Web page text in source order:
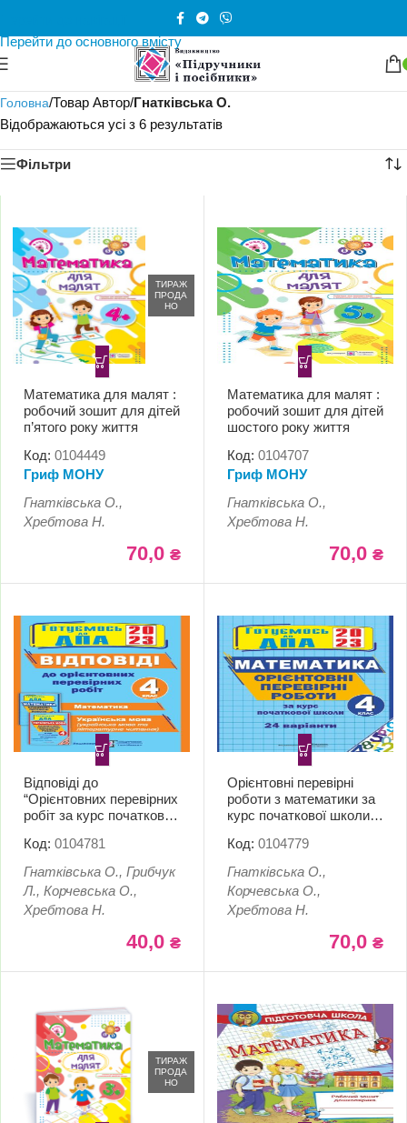
Перейти до основного вмісту
Головна/Товар Автор/Гнатківська О.
Відображаються усі з 6 результатів
Фільтри
ТИРАЖ
ПРОДА
НО
Математика для малят :
робочий зошит для дітей
п’ятого року життя
Код: 0104449
Гриф МОНУ
Гнатківська О.,
Хребтова Н.
70,0 ₴
Математика для малят :
робочий зошит для дітей
шостого року життя
Код: 0104707
Гриф МОНУ
Гнатківська О.,
Хребтова Н.
70,0 ₴
Відповіді до
“Орієнтовних перевірних
робіт за курс початкової
Українська мова
(українська мова і
літературне читання). 4
клас. ДПА 2023
Код: 0104781
Гнатківська О., Грибчук
Л., Корчевська О.,
Хребтова Н.
40,0 ₴
Орієнтовні перевірні
роботи з математики за
курс початкової школи.
Код: 0104779
Гнатківська О.,
Корчевська О.,
Хребтова Н.
70,0 ₴
ТИРАЖ
ПРОДА
НО